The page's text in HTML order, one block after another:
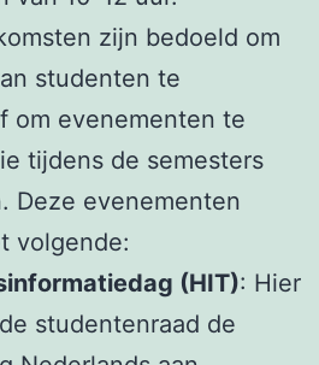
zijn bedoeld om
studenten te
om evenementen te
tijdens de semesters
Deze evenementen
volgende:
(HIT): Hier
studentenraad de